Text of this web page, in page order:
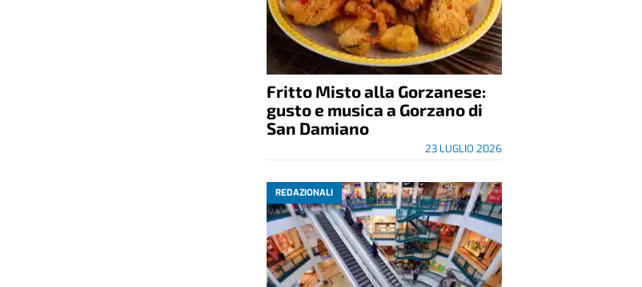
Fritto Misto alla Gorzanese:
gusto e musica a Gorzano di
San Damiano
23 LUGLIO 2026
REDAZIONALI